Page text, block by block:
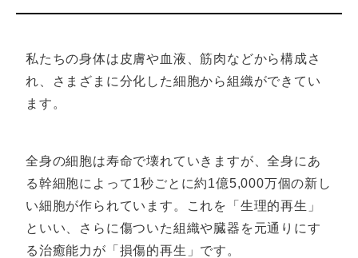
私たちの身体は皮膚や血液、筋肉などから構成さ
れ、さまざまに分化した細胞から組織ができてい
ます。
全身の細胞は寿命で壊れていきますが、全身にあ
る幹細胞によって1秒ごとに約1億5,000万個の新し
い細胞が作られています。これを「生理的再生」
といい、さらに傷ついた組織や臓器を元通りにす
る治癒能力が「損傷的再生」です。